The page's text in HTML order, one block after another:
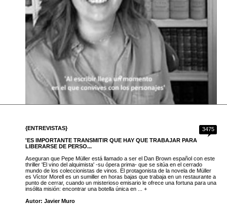
3475
{ENTREVISTAS}
'ES IMPORTANTE TRANSMITIR QUE HAY QUE TRABAJAR PARA
LIBERARSE DE PERSO...
Aseguran que Pepe Müller está llamado a ser el Dan Brown español con este
thriller 'El vino del alquimista' -su ópera prima- que se sitúa en el cerrado
mundo de los coleccionistas de vinos. El protagonista de la novela de Müller
es Víctor Morell es un sumiller en horas bajas que trabaja en un restaurante a
punto de cerrar, cuando un misterioso emisario le ofrece una fortuna para una
insólita misión: encontrar una botella única en ... +
Autor: Javier Muro